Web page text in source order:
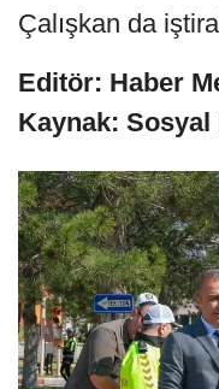
Çalışkan da
Editör: Haber
Kaynak: Sosyal